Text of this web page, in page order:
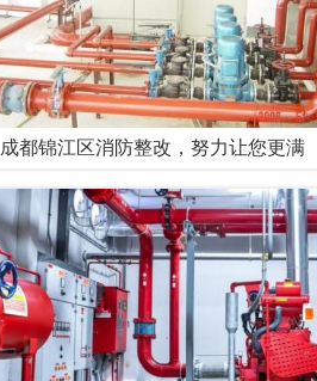
成都锦江区消防整改，努力让您更满